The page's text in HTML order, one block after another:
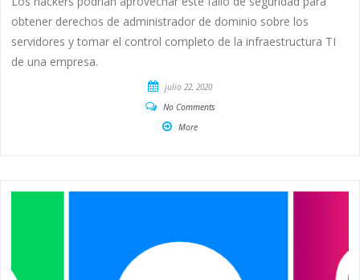
obtener derechos de administrador de dominio sobre los
servidores y tomar el control completo de la infraestructura TI
de una empresa.
julio 22, 2020
No Comments
More